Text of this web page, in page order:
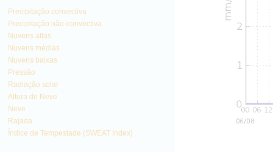
Precipitação convectiva
Precipitação não-convectiva
Nuvens altas
Nuvens médias
Nuvens baixas
Pressão
Radiação solar
Altura de Neve
Neve
Rajada
Índice de Tempestade (SWEAT Index)